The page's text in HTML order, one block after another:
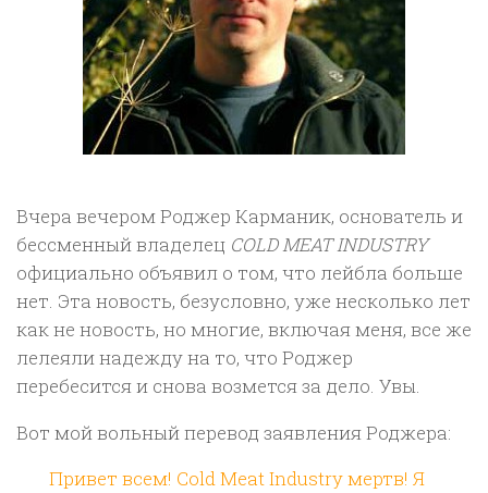
Вчера вечером Роджер Карманик, основатель и
бессменный владелец COLD MEAT INDUSTRY
официально объявил о том, что лейбла больше
нет. Эта новость, безусловно, уже несколько лет
как не новость, но многие, включая меня, все же
лелеяли надежду на то, что Роджер
перебесится и снова возмется за дело. Увы.
Вот мой вольный перевод заявления Роджера:
Привет всем! Cold Meat Industry мертв! Я